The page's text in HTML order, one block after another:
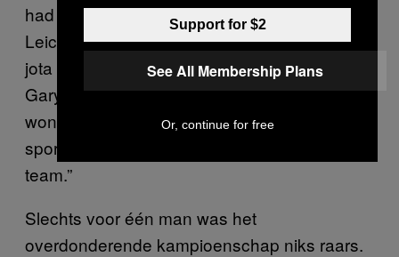
had verwacht van zo’n klein clubje uit
Leicester.De hele wereldbegreep er geen
jota van. BBC-presentator en Leicester-icoon
Gary Linekertweette: “Leicester City have
won the Premier League. The biggest
sporting shock of my lifetime, and it’s only my
team.”
Slechts voor één man was het
overdonderende kampioenschap niks raars.
Support for $2
See All Membership Plans
Or, continue for free